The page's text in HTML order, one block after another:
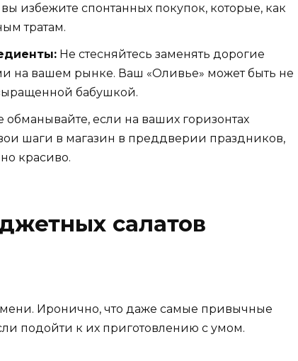
избежите спонтанных покупок, которые, как
тратам.
Не стесняйтесь заменять дорогие
на вашем рынке. Ваш «Оливье» может быть не
бабушкой.
обманывайте, если на ваших горизонтах
шаги в магазин в преддверии праздников,
красиво.
салатов
Иронично, что даже самые привычные
подойти к их приготовлению с умом.